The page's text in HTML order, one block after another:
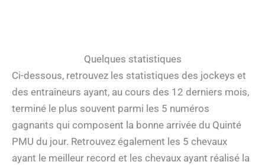
Quelques statistiques
Ci-dessous, retrouvez les statistiques des jockeys et
des entraîneurs ayant, au cours des 12 derniers mois,
terminé le plus souvent parmi les 5 numéros
gagnants qui composent la bonne arrivée du Quinté
PMU du jour. Retrouvez également les 5 chevaux
ayant le meilleur record et les chevaux ayant réalisé la